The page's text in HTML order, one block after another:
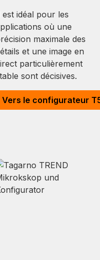
est idéal pour les
où une
maximale des
et une image en
particulièrement
sont décisives.
Vers le configurateur